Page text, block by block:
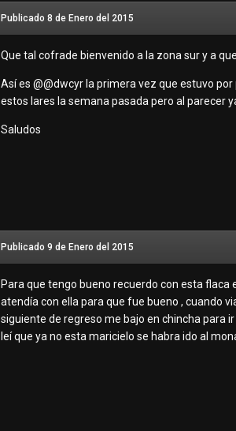
Publicado 8 de Enero del 2015
Que tal cofrade bienvenido a la zona sur y a
Así es @@dwcyrla primera vez que estuvo
estos lares la semana pasada pero al parecer
Saludos
Publicado 9 de Enero del 2015
Para que tengo bueno recuerdo con esta
atendía con ella para que fue bueno , cuando
siguiente de regreso me bajo en chincha para
leí que ya no esta maricielo se habra ido al